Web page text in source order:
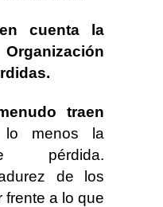
cuenta la
traen
menos la
pérdida.
de los
frente a lo que